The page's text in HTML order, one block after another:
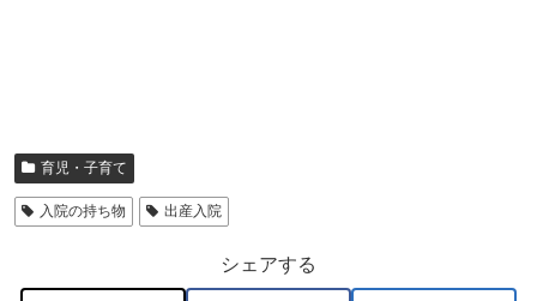
育児・子育て
入院の持ち物 出産入院
シェアする